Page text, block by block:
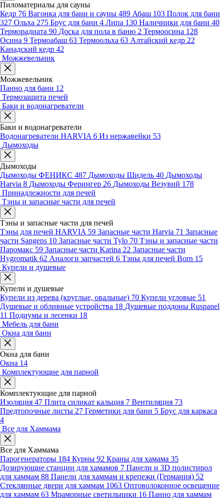
Пиломатериалы для сауны
Кедр 76 Вагонка для бани и сауны 489 Абаш 103 Полок для бани
327 Ольха 275 Брус для бани 4 Липа 130 Наличники для бани 40
Терморадиата 90 Доска для пола в баню 2 Термоосина 128
Осина 9 Термоабаш 63 Термоольха 63 Алтайский кедр 22
Канадский кедр 42
Можжевельник
Можжевельник
Панно для бани 12
Термозащита печей
Баки и водонагреватели
Баки и водонагреватели
Водонагреватели HARVIA 6 Из нержавейки 53
Дымоходы
Дымоходы
Дымоходы ФЕНИКС 487 Дымоходы Шидель 40 Дымоходы
Harvia 8 Дымоходы Ферингер 26 Дымоходы Везувий 178
Принадлежности для печей
Тэны и запасные части для печей
Тэны и запасные части для печей
Тэны для печей HARVIA 59 Запасные части Harvia 71 Запасные
части Sangens 10 Запасные части Tylo 70 Тэны и запасные части
Паромакс 59 Запасные части Karina 22 Запасные части
Hygromatik 62 Аналоги запчастей 6 Тэны для печей Born 15
Купели и душевые
Купели и душевые
Купели из дерева (круглые, овальные) 70 Купели угловые 51
Душевые и обливные устройства 18 Душевые поддоны Ruspanel
11 Подиумы и лесенки 18
Мебель для бани
Окна для бани
Окна для бани
Окна 14
Комплектующие для парной
Комплектующие для парной
Изоляция 47 Плита силикат кальция 7 Вентиляция 73
Предтопочные листы 27 Герметики для бани 5 Брус для каркаса
4
Все для Хаммама
Все для Хаммама
Парогенераторы 184 Курны 92 Краны для хамама 35
Дозирующие станции для хамамов 7 Панели и 3D полистирол
для хаммам 88 Панели для хаммам и крепежи (Германия) 52
Стеклянные двери для хаммам 1063 Оптоволоконное освещение
для хаммам 63 Мраморные светильники 16 Панно для хаммам